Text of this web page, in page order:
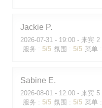
Jackie P
2026-07-31 - 19:00 - 来宾 2
服务 : 5/5 氛围 : 5/5 菜单 :
Sabine E
2026-08-01 - 12:00 - 来宾 5
服务 : 5/5 氛围 : 5/5 菜单 :